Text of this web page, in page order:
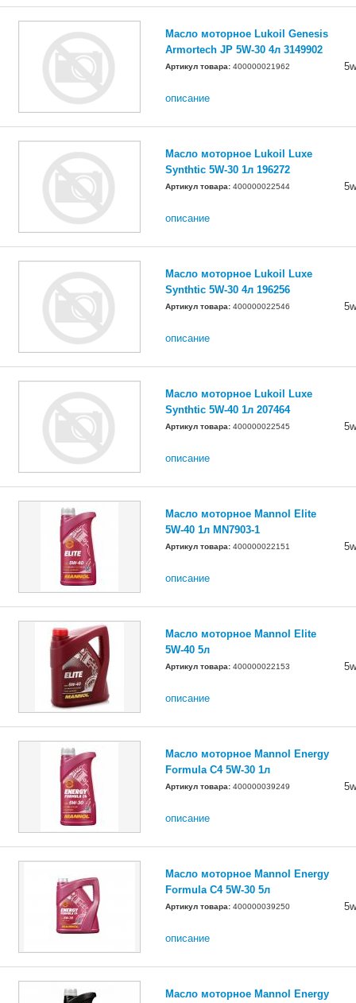
Масло моторное Lukoil Genesis
Armortech JP 5W-30 4л 3149902
Артикул товара: 400000021962
описание
Масло моторное Lukoil Luxe
Synthtic 5W-30 1л 196272
Артикул товара: 400000022544
описание
Масло моторное Lukoil Luxe
Synthtic 5W-30 4л 196256
Артикул товара: 400000022546
описание
Масло моторное Lukoil Luxe
Synthtic 5W-40 1л 207464
Артикул товара: 400000022545
описание
Масло моторное Mannol Elite
5W-40 1л MN7903-1
Артикул товара: 400000022151
описание
Масло моторное Mannol Elite
5W-40 5л
Артикул товара: 400000022153
описание
Масло моторное Mannol Energy
Formula C4 5W-30 1л
Артикул товара: 400000039249
описание
Масло моторное Mannol Energy
Formula C4 5W-30 5л
Артикул товара: 400000039250
описание
Масло моторное Mannol Energy